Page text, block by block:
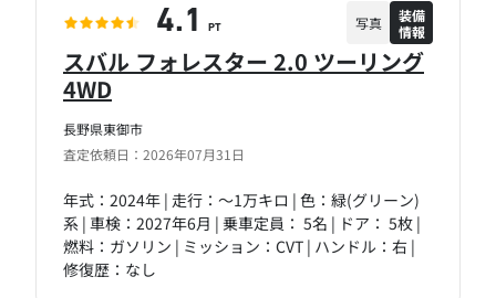
長野県東御市
査定依頼日：2026年07月31日
スバル フォレスター 2.0 ツーリング
4WD
年式：2024年 | 走行：～1万キロ | 色：緑(グリーン)
系 | 車検：2027年6月 | 乗車定員： 5名 | ドア： 5枚 |
燃料：ガソリン | ミッション：CVT | ハンドル：右 |
修復歴：なし
4.1 PT 写真
装備
情報